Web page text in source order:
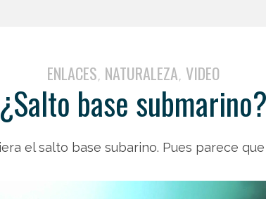
ENLACES, NATURALEZA, VIDEO
¿Salto base submarino?
el salto base subarino. Pues parece que